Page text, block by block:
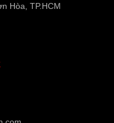
Hòa, TP.HCM